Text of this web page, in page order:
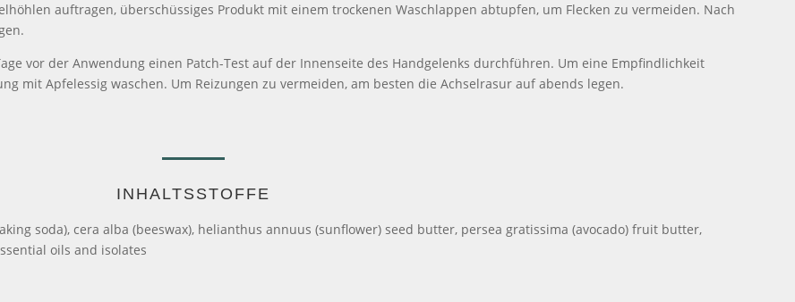
auftragen, überschüssiges Produkt mit einem trockenen Waschlappen abtupfen, um Flecken zu vermeiden. Nach
vor der Anwendung einen Patch-Test auf der Innenseite des Handgelenks durchführen. Um eine Empfindlichkeit
mit Apfelessig waschen. Um Reizungen zu vermeiden, am besten die Achselrasur auf abends legen.
INHALTSSTOFFE
soda), cera alba (beeswax), helianthus annuus (sunflower) seed butter, persea gratissima (avocado) fruit butter,
oils and isolates